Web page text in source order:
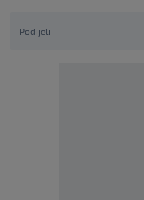
Podijeli